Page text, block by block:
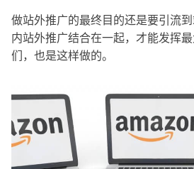
做站外推广的最终目的还是要引流
内站外推广结合在一起，才能发挥
们，也是这样做的。